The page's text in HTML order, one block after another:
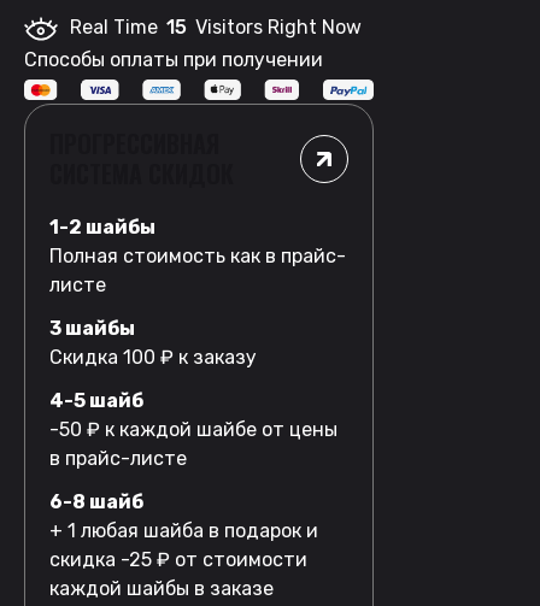
Real Time 15 Visitors Right Now
Способы оплаты при получении
1-2 шайбы
Полная стоимость как в прайс-
листе
3 шайбы
Скидка 100 ₽ к заказу
4-5 шайб
-50 ₽ к каждой шайбе от цены
в прайс-листе
6-8 шайб
+ 1 любая шайба в подарок и
скидка -25 ₽ от стоимости
каждой шайбы в заказе